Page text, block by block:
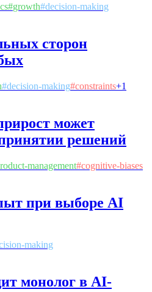
#growth#decision-making
сторон
#decision-making#constraints+1
может
решений
management#cognitive-biases
при выборе AI
making
монолог в AI-